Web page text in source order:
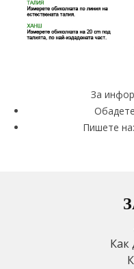
За
Пишете на:
Как